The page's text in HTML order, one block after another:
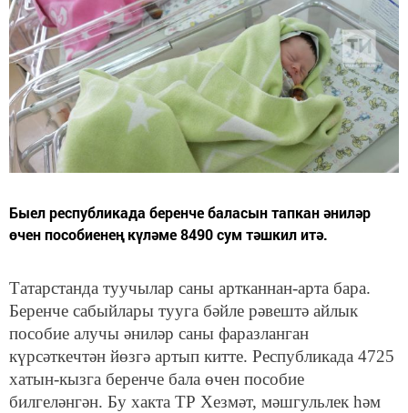
Быел республикада беренче баласын тапкан әниләр
өчен пособиенең күләме 8490 сум тәшкил итә.
Татарстанда туучылар саны артканнан-арта бара.
Беренче сабыйлары тууга бәйле рәвештә айлык
пособие алучы әниләр саны фаразланган
күрсәткечтән йөзгә артып китте. Республикада 4725
хатын-кызга беренче бала өчен пособие
билгеләнгән. Бу хакта ТР Хезмәт, мәшгульлек һәм